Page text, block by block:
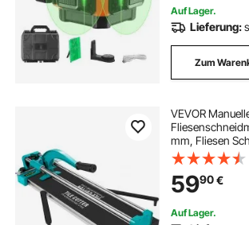
Auf Lager.
Lieferung:
Zum
VEVOR
mm, Fliesen
Doppelspurig
mm,
Winkel 0-60
Positionierung,
Maschinentisch
5990€
Auf Lager.